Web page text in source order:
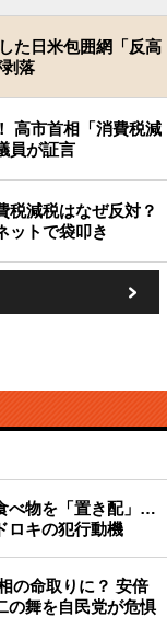
た日米包囲網「反高
落
高市首相「消費税減
員が証言
税減税はなぜ反対？
ットで袋叩き
べ物を「置き配」…
ロキの犯行動機
の命取りに？ 安倍
の舞を自民党が危惧